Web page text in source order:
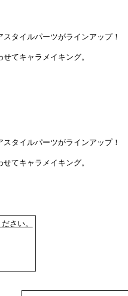
タイルパーツがラインアップ！
てキャラメイキング。
タイルパーツがラインアップ！
てキャラメイキング。
さい。